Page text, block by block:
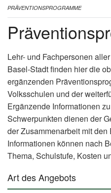
PRÄVENTIONSPROGRAMME
Lehr- und Fachpersonen
Basel-Stadt finden hier die
ergänzenden
Volksschulen und der
Ergänzende Informationen
Schwerpunkten dienen der
der Zusammenarbeit mit
Informationen können nach
Thema, Schulstufe, Kosten
Art des Angebots